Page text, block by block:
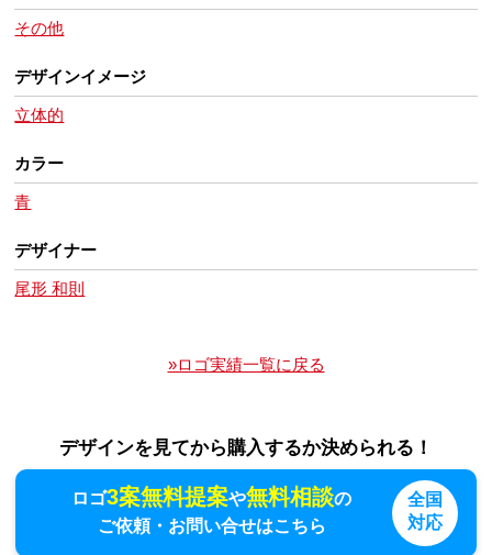
その他
デザインイメージ
立体的
カラー
青
デザイナー
尾形 和則
»ロゴ実績一覧に戻る
デザインを見てから購入するか決められる！
ロゴ3案無料提案や無料相談の
ご依頼・お問い合せはこちら
全国
対応